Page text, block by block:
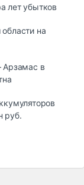
лет убытков
на
Арзамас в
руб.